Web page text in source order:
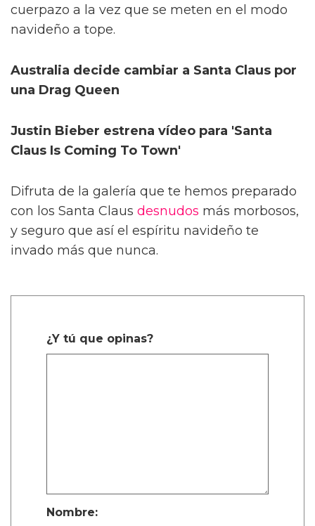
cuerpazo a la vez que se meten en el modo
navideño a tope.
Australia decide cambiar a Santa Claus por
una Drag Queen
Justin Bieber estrena vídeo para 'Santa
Claus Is Coming To Town'
Difruta de la galería que te hemos preparado
con los Santa Claus desnudos más morbosos,
y seguro que así el espíritu navideño te
invado más que nunca.
¿Y tú que opinas?
Nombre: